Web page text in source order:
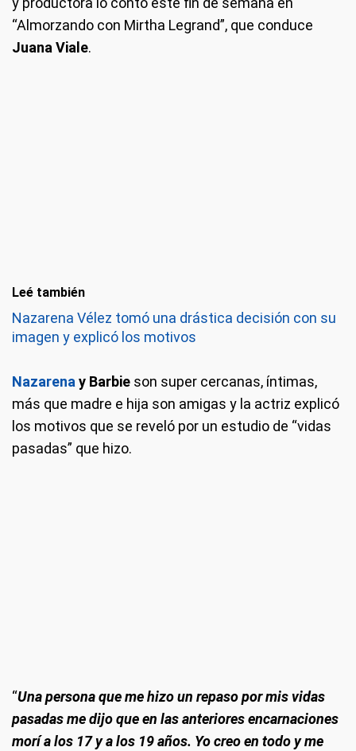
“Almorzando con Mirtha Legrand”, que conduce
Juana Viale.
Leé también
Nazarena Vélez tomó una drástica decisión con su
imagen y explicó los motivos
Nazarenay Barbie son super cercanas, íntimas,
más que madre e hija son amigas y la actriz explicó
los motivos que se reveló por un estudio de “vidas
pasadas” que hizo.
“Una persona que me hizo un repaso por mis vidas
pasadas me dijo que en las anteriores encarnaciones
morí a los 17 y a los 19 años. Yo creo en todo y me